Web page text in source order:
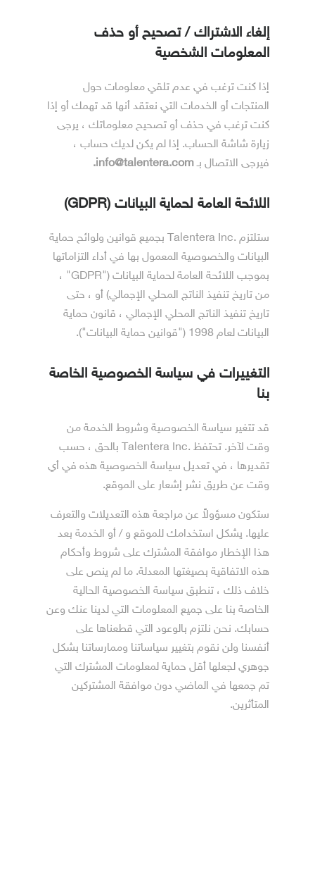
إلغاء الاشتراك / تصحيح أو حذف
المعلومات الشخصية
إذا كنت ترغب في عدم تلقي معلومات حول
المنتجات أو الخدمات التي نعتقد أنها قد تهمك أو إذا
كنت ترغب في حذف أو تصحيح معلوماتك ، يرجى
زيارة شاشة الحساب. إذا لم يكن لديك حساب ،
فيرجى الاتصال بـinfo@talentera.com.
اللائحة العامة لحماية البيانات (GDPR)
ستلتزم .Talentera Inc بجميع قوانين ولوائح حماية
البيانات والخصوصية المعمول بها في أداء التزاماتها
بموجب اللائحة العامة لحماية البيانات ("GDPR" ،
من تاريخ تنفيذ الناتج المحلي الإجمالي) أو ، حتى
تاريخ تنفيذ الناتج المحلي الإجمالي ، قانون حماية
البيانات لعام 1998 ("قوانين حماية البيانات").
التغييرات في سياسة الخصوصية الخاصة
بنا
قد تتغير سياسة الخصوصية وشروط الخدمة من
وقت لآخر. تحتفظ .Talentera Inc بالحق ، حسب
تقديرها ، في تعديل سياسة الخصوصية هذه في أي
وقت عن طريق نشر إشعار على الموقع.
ستكون مسؤولاً عن مراجعة هذه التعديلات والتعرف
عليها. يشكل استخدامك للموقع و / أو الخدمة بعد
هذا الإخطار موافقة المشترك على شروط وأحكام
هذه الاتفاقية بصيغتها المعدلة. ما لم ينص على
خلاف ذلك ، تنطبق سياسة الخصوصية الحالية
الخاصة بنا على جميع المعلومات التي لدينا عنك وعن
حسابك. نحن نلتزم بالوعود التي قطعناها على
أنفسنا ولن نقوم بتغيير سياساتنا وممارساتنا بشكل
جوهري لجعلها أقل حماية لمعلومات المشترك التي
تم جمعها في الماضي دون موافقة المشتركين
المتأثرين.